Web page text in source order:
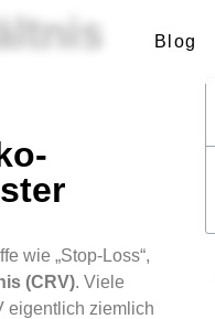
Blog
wie „Stop-Loss“,
(CRV). Viele
eigentlich ziemlich